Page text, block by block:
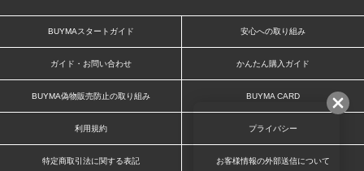
BUYMAスタートガイド 安心への取り組み
ガイド・お問い合わせ かんたん購入ガイド
BUYMA偽物販売防止の取り組み BUYMA CARD
利用規約 プライバシー
特定商取引法に関する表記 お客様情報の外部送信について